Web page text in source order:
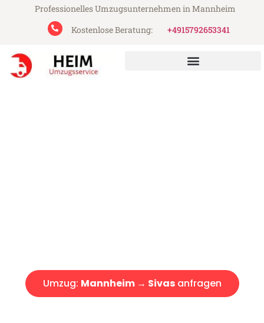
Professionelles Umzugsunternehmen in Mannheim
Kostenlose Beratung:
+4915792653341
Umzug: Mannheim → Sivasanfragen